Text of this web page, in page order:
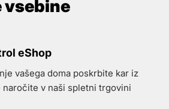
vsebine
eShop
vašega doma poskrbite kar iz
naročite v naši spletni trgovini